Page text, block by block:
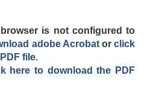
is not configured to
adobe Acrobat orclick
file.
here to download the PDF